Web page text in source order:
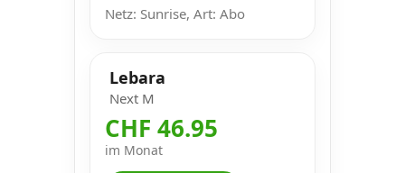
Netz: Sunrise, Art: Abo
Lebara
Next M
CHF 46.95
im Monat